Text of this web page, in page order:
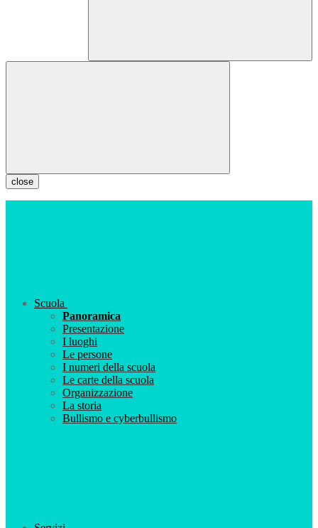
close
Scuola
Panoramica
Presentazione
I luoghi
Le persone
I numeri della scuola
Le carte della scuola
Organizzazione
La storia
Bullismo e cyberbullismo